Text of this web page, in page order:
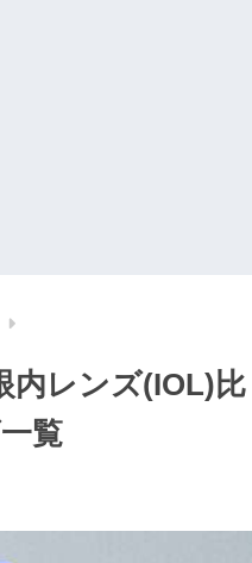
内レンズ(IOL)比
覧